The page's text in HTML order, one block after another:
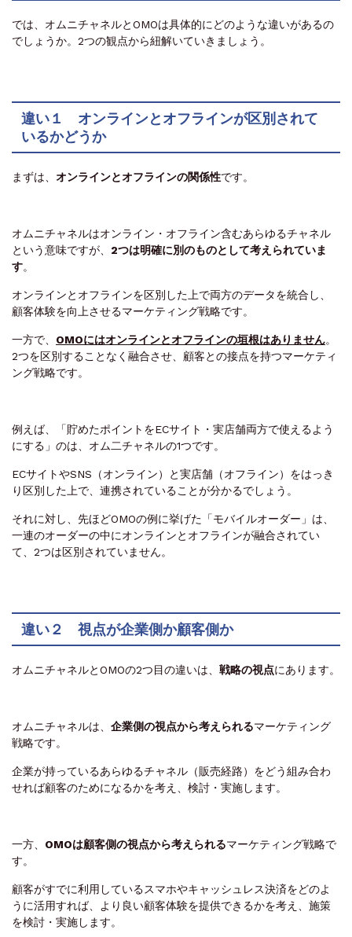
では、オムニチャネルとOMOは具体的にどのような違いがあるの
でしょうか。2つの観点から紐解いていきましょう。
違い１ オンラインとオフラインが区別されて
いるかどうか
まずは、 オンラインとオフラインの関係性です。
オムニチャネルはオンライン・オフライン含むあらゆるチャネル
という意味ですが、 2つは明確に別のものとして考えられていま
す。
オンラインとオフラインを区別した上で両方のデータを統合し、
顧客体験を向上させるマーケティング戦略です。
一方で、 OMOにはオンラインとオフラインの垣根はありません。
2つを区別することなく融合させ、顧客との接点を持つマーケティ
ング戦略です。
例えば、「貯めたポイントをECサイト・実店舗両方で使えるよう
にする」のは、オム二チャネルの1つです。
ECサイトやSNS（オンライン）と実店舗（オフライン）をはっき
り区別した上で、連携されていることが分かるでしょう。
それに対し、先ほどOMOの例に挙げた「モバイルオーダー」は、
一連のオーダーの中にオンラインとオフラインが融合されてい
て、2つは区別されていません。
違い２ 視点が企業側か顧客側か
オムニチャネルとOMOの2つ目の違いは、 戦略の視点にあります。
オムニチャネルは、 企業側の視点から考えられるマーケティング
戦略です。
企業が持っているあらゆるチャネル（販売経路）をどう組み合わ
せれば顧客のためになるかを考え、検討・実施します。
一方、 OMOは顧客側の視点から考えられるマーケティング戦略で
す。
顧客がすでに利用しているスマホやキャッシュレス決済をどのよ
うに活用すれば、より良い顧客体験を提供できるかを考え、施策
を検討・実施します。